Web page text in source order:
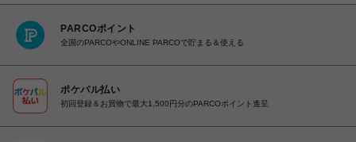
PARCOポイント
全国のPARCOやONLINE PARCOで貯まる＆使える
ポケパル払い
初回登録＆お買物で最大1,500円分のPARCOポイント進呈